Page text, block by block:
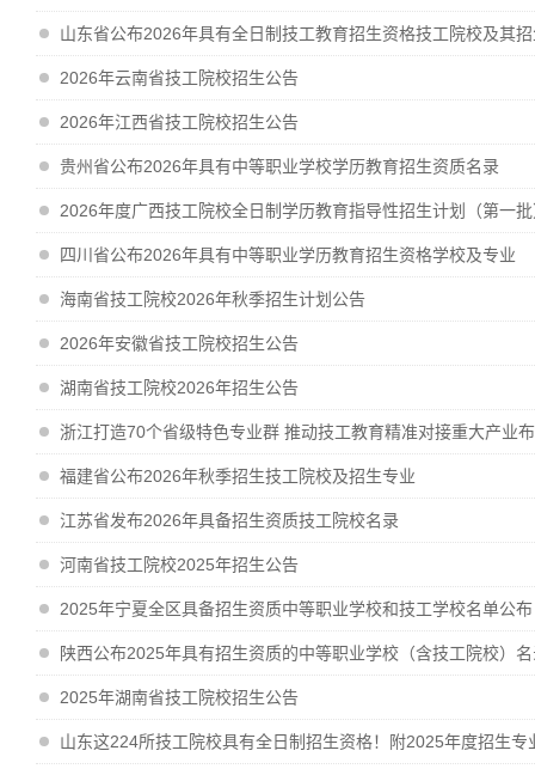
山东省公布2026年具有全日制技工教育招生资格技工院校及其
2026年云南省技工院校招生公告
2026年江西省技工院校招生公告
贵州省公布2026年具有中等职业学校学历教育招生资质名录
2026年度广西技工院校全日制学历教育指导性招生计划（第一
四川省公布2026年具有中等职业学历教育招生资格学校及专业
海南省技工院校2026年秋季招生计划公告
2026年安徽省技工院校招生公告
湖南省技工院校2026年招生公告
浙江打造70个省级特色专业群 推动技工教育精准对接重大产业
福建省公布2026年秋季招生技工院校及招生专业
江苏省发布2026年具备招生资质技工院校名录
河南省技工院校2025年招生公告
2025年宁夏全区具备招生资质中等职业学校和技工学校名单公布
陕西公布2025年具有招生资质的中等职业学校（含技工院校）
2025年湖南省技工院校招生公告
山东这224所技工院校具有全日制招生资格！附2025年度招生专